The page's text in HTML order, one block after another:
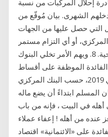
إحلال المركبات من نسبة
الشهرى. بيان مُوقّع من
التي حصل عليها من الجهات
أو أي التزام مستمر
آخر. صورة من البطاقة المدنية سارية الصلاحية. 8. ويهم الأمر تخلي البنوك
الموظفة على أقساط
القروض، التي يحل أجلها ابتداء من جانفي 2019، حسب البنك المركزي
المسلم ابتداءً أن يضع ماله
أهله في البيت ، فإنه من باب
عنده من أهله ! إعفاء عملاء
على «الائتمانية» اقتصاد